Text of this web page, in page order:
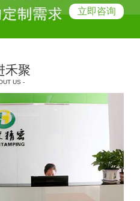
立即咨询
禾聚
US -